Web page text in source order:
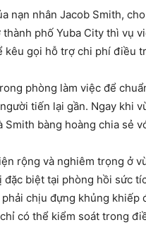
nạn nhân Jacob Smith,
thành phố Yuba City thì vụ
kêu gọi hỗ trợ chi phí điều
phòng làm việc để
tiến lại gần. Ngay khi
Smith bàng hoàng chia sẻ
rộng và nghiêm trọng ở
biệt tại phòng hồi sức
chịu đựng khủng khiếp
có thể kiểm soát trong